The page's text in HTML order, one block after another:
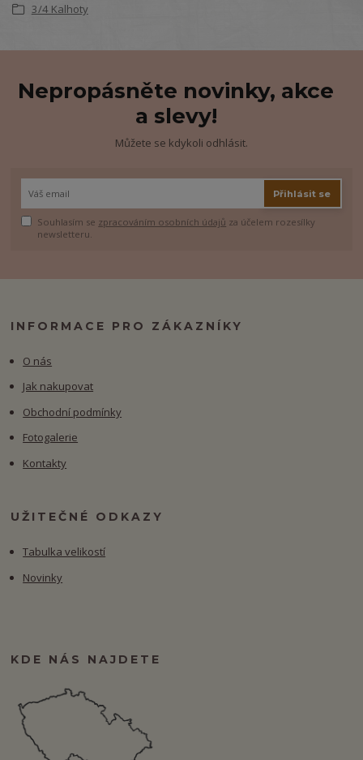
3/4 Kalhoty
Nepropásněte novinky, akce
a slevy!
Můžete se kdykoli odhlásit.
Přihlásit se
Souhlasím se zpracováním osobních údajů za účelem rozesílky
newsletteru.
INFORMACE PRO ZÁKAZNÍKY
O nás
Jak nakupovat
Obchodní podmínky
Fotogalerie
Kontakty
UŽITEČNÉ ODKAZY
Tabulka velikostí
Novinky
KDE NÁS NAJDETE